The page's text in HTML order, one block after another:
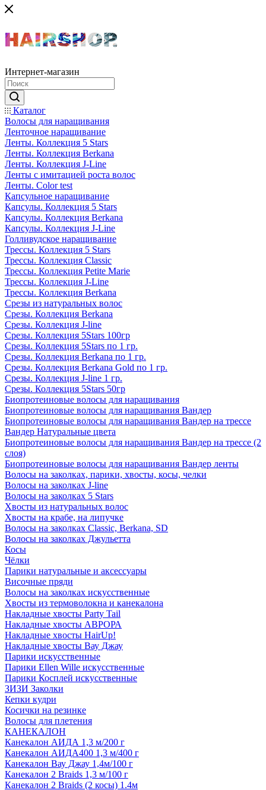
Интернет-магазин
Каталог
Волосы для наращивания
Ленточное наращивание
Ленты. Коллекция 5 Stars
Ленты. Коллекция Berkana
Ленты. Коллекция J-Line
Ленты с имитацией роста волос
Ленты. Color test
Капсульное наращивание
Капсулы. Коллекция 5 Stars
Капсулы. Коллекция Berkana
Капсулы. Коллекция J-Line
Голливудское наращивание
Трессы. Коллекция 5 Stars
Трессы. Коллекция Classic
Трессы. Коллекция Petite Marie
Трессы. Коллекция J-Line
Трессы. Коллекция Berkana
Срезы из натуральных волос
Срезы. Коллекция Berkana
Срезы. Коллекция J-line
Срезы. Коллекция 5Stars 100гр
Срезы. Коллекция 5Stars по 1 гр.
Срезы. Коллекция Berkana по 1 гр.
Срезы. Коллекция Berkana Gold по 1 гр.
Срезы. Коллекция J-line 1 гр.
Срезы. Коллекция 5Stars 50гр
Биопротеиновые волосы для наращивания
Биопротеиновые волосы для наращивания Вандер
Биопротеиновые волосы для наращивания Вандер на трессе
Вандер Натуральные цвета
Биопротеиновые волосы для наращивания Вандер на трессе (2
слоя)
Биопротеиновые волосы для наращивания Вандер ленты
Волосы на заколках, парики, хвосты, косы, челки
Волосы на заколках J-line
Волосы на заколках 5 Stars
Хвосты из натуральных волос
Хвосты на крабе, на липучке
Волосы на заколках Classic, Berkana, SD
Волосы на заколках Джульетта
Косы
Чёлки
Парики натуральные и аксессуары
Височные пряди
Волосы на заколках искусственные
Хвосты из термоволокна и канекалона
Накладные хвосты Party Tail
Накладные хвосты АВРОРА
Накладные хвосты HairUp!
Накладные хвосты Вау Джау
Парики искусственные
Парики Ellen Wille искусственные
Парики Косплей искусственные
ЗИЗИ Заколки
Кепки кудри
Косички на резинке
Волосы для плетения
КАНЕКАЛОН
Канекалон АИДА 1,3 м/200 г
Канекалон АИДА400 1,3 м/400 г
Канекалон Вау Джау 1,4м/100 г
Канекалон 2 Braids 1,3 м/100 г
Канекалон 2 Braids (2 косы) 1.4м